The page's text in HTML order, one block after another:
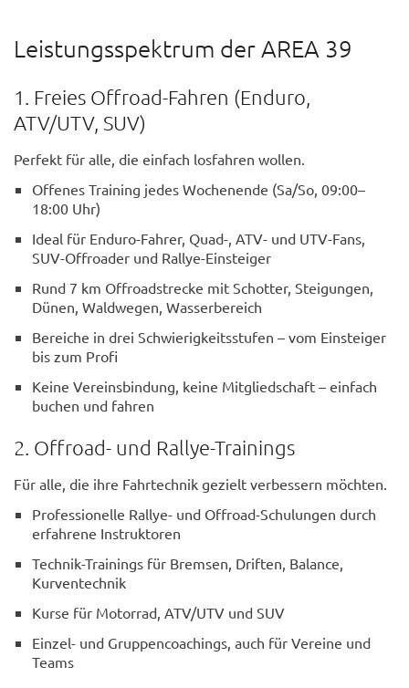
Leistungsspektrum der AREA 39
1. Freies Offroad-Fahren (Enduro,
ATV/UTV, SUV)
Perfekt für alle, die einfach losfahren wollen.
Offenes Training jedes Wochenende (Sa/So, 09:00–
18:00 Uhr)
Ideal für Enduro-Fahrer, Quad-, ATV- und UTV-Fans,
SUV-Offroader und Rallye-Einsteiger
Rund 7 km Offroadstrecke mit Schotter, Steigungen,
Dünen, Waldwegen, Wasserbereich
Bereiche in drei Schwierigkeitsstufen – vom Einsteiger
bis zum Profi
Keine Vereinsbindung, keine Mitgliedschaft – einfach
buchen und fahren
2. Offroad- und Rallye-Trainings
Für alle, die ihre Fahrtechnik gezielt verbessern möchten.
Professionelle Rallye- und Offroad-Schulungen durch
erfahrene Instruktoren
Technik-Trainings für Bremsen, Driften, Balance,
Kurventechnik
Kurse für Motorrad, ATV/UTV und SUV
Einzel- und Gruppencoachings, auch für Vereine und
Teams